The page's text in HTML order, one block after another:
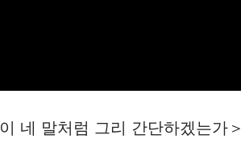
네 말처럼 그리 간단하겠는가＞